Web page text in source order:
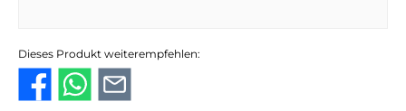
Dieses Produkt weiterempfehlen: